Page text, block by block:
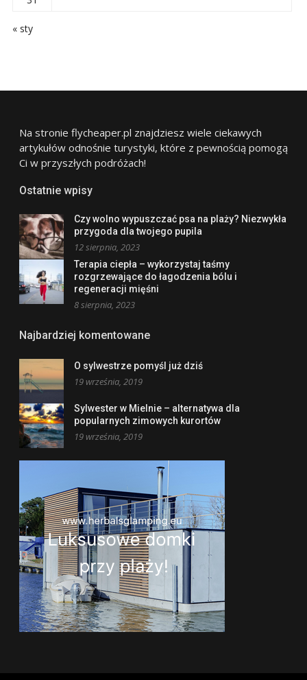
« sty
Na stronie flycheaper.pl znajdziesz wiele ciekawych
artykułów odnośnie turystyki, które z pewnością pomogą
Ci w przyszłych podróżach!
Ostatnie wpisy
Czy wolno wypuszczać psa na plaży? Niezwykła
przygoda dla twojego pupila
12 sierpnia, 2023
Terapia ciepła – wykorzystaj taśmy
rozgrzewające do łagodzenia bólu i
regeneracji mięśni
8 sierpnia, 2023
Najbardziej komentowane
O sylwestrze pomyśl już dziś
19 września, 2019
Sylwester w Mielnie – alternatywa dla
popularnych zimowych kurortów
19 września, 2019